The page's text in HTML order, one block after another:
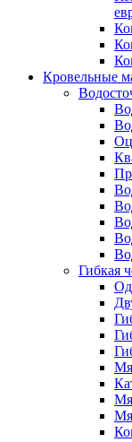
Кровельные
Гибкая